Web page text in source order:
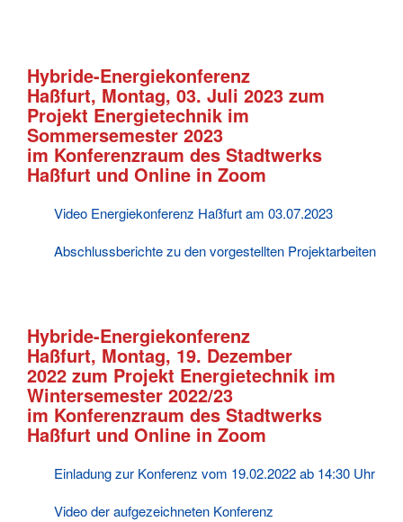
Hybride-Energiekonferenz
Haßfurt, Montag, 03. Juli 2023 zum
Projekt Energietechnik im
Sommersemester 2023
im Konferenzraum des Stadtwerks
Haßfurt und Online in Zoom
Video Energiekonferenz Haßfurt am 03.07.2023
Abschlussberichte zu den vorgestellten Projektarbeiten
Hybride-Energiekonferenz
Haßfurt, Montag, 19. Dezember
2022 zum Projekt Energietechnik im
Wintersemester 2022/23
im Konferenzraum des Stadtwerks
Haßfurt und Online in Zoom
Einladung zur Konferenz vom 19.02.2022 ab 14:30 Uhr
Video der aufgezeichneten Konferenz